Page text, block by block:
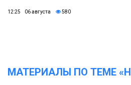
12:25 06 августа 580
МАТЕРИАЛЫ ПО ТЕМЕ